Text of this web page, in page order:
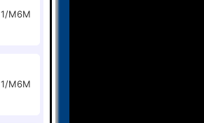
1/M6M
1/M6M